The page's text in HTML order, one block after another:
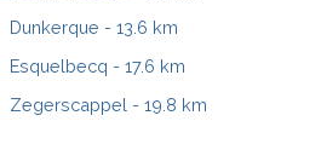
Dunkerque - 13.6 km
Esquelbecq - 17.6 km
Zegerscappel - 19.8 km